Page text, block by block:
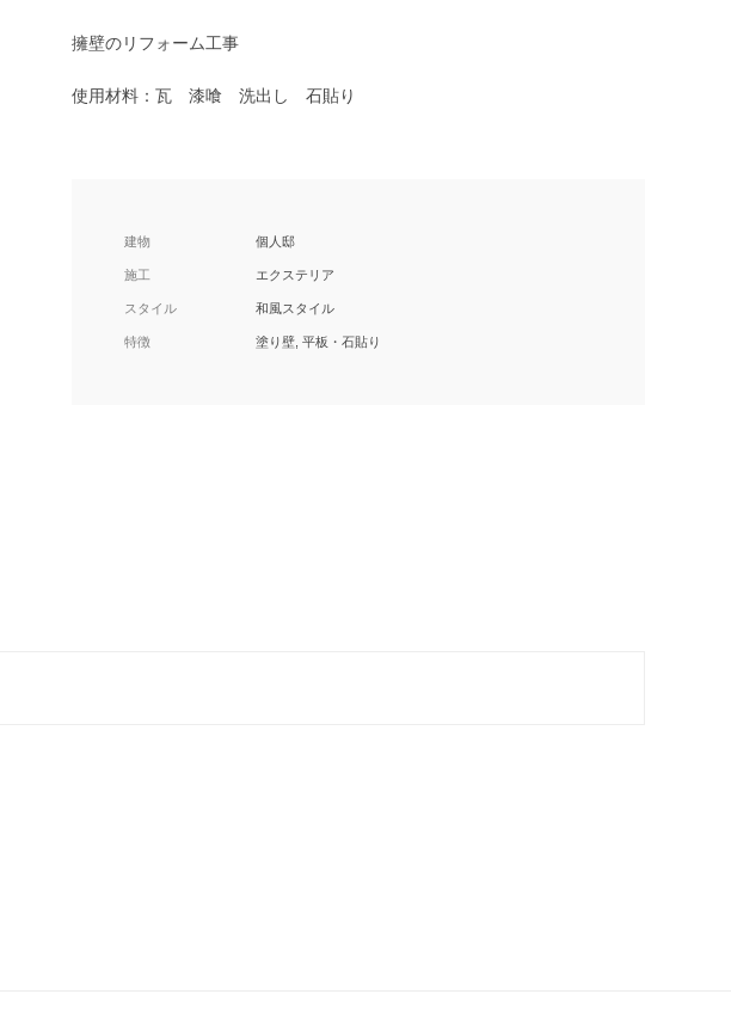
擁壁のリフォーム工事
使用材料：瓦 漆喰 洗出し 石貼り
建物 個人邸
施工 エクステリア
スタイル 和風スタイル
特徴 塗り壁, 平板・石貼り